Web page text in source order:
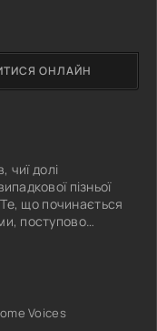
чиї долі
пізньої
що починається
поступово
подивитися на
між ними
із ним на поверхню
переживання та
Voices
ОНЛАЙН